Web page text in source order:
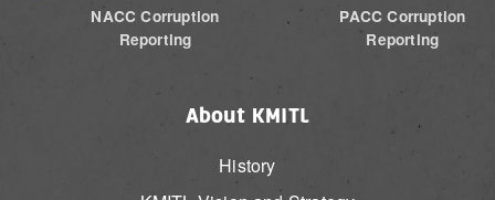
NACC Corruption
Reporting
PACC Corruption
Reporting
About KMITL
History